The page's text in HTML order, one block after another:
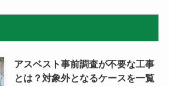
アスベスト事前調査が不要な工事
とは？対象外となるケースを一覧